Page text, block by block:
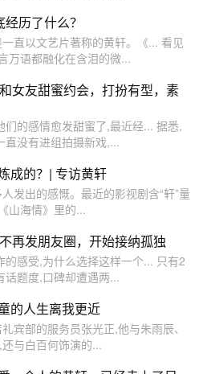
历了什么？
直以文艺片著称的黄轩。《... 看见
万语都融化在含泪的微...
女友甜蜜约会，打扮有型，素
的感情愈发甜蜜了,最近经... 据悉,
直没有进组拍摄新戏,...
成的？| 专访黄轩
发出的感慨。最近的影视剧含“轩”量
山海情》里的...
再发朋友圈，开始接纳孤独
感受,为什么选择这样一个... 只有2
话题度,口碑却遭遇两...
的人生离我更近
宾部的服务员张光正,他与朱雨辰、
与白百何饰演的...